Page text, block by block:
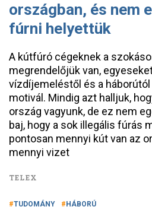
országban, és nem
fúrni helyettük
A kútfúró cégeknek a
megrendelőjük van,
vízdíjemeléstől és a
motivál. Mindig azt halljuk,
ország vagyunk, de ez nem
baj, hogy a sok illegális fúrás
pontosan mennyi kút van az
mennyi vizet
TELEX
TUDOMÁNY HÁBORÚ